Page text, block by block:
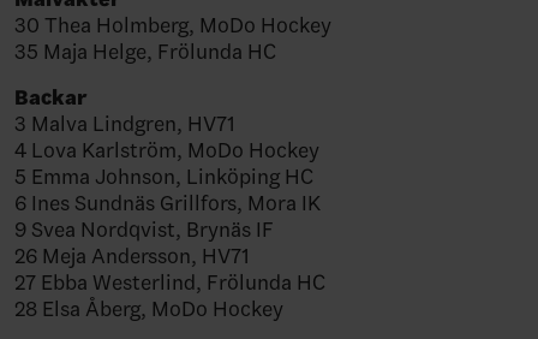
30 Thea Holmberg, MoDo Hockey
35 Maja Helge, Frölunda HC
Backar
3 Malva Lindgren, HV71
4 Lova Karlström, MoDo Hockey
5 Emma Johnson, Linköping HC
6 Ines Sundnäs Grillfors, Mora IK
9 Svea Nordqvist, Brynäs IF
26 Meja Andersson, HV71
27 Ebba Westerlind, Frölunda HC
28 Elsa Åberg, MoDo Hockey